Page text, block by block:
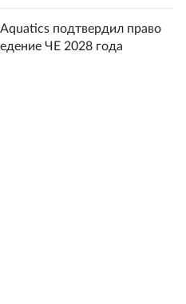
Aquatics подтвердил право
ЧЕ 2028 года